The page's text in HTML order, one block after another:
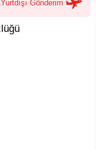
Yurtdışı Gönderim